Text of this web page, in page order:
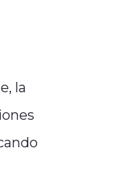
la